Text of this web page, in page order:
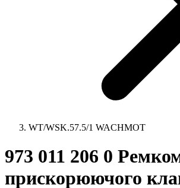
WT/WSK.57.5/1 WACHMOT
973 011 206 0
прискорюючого